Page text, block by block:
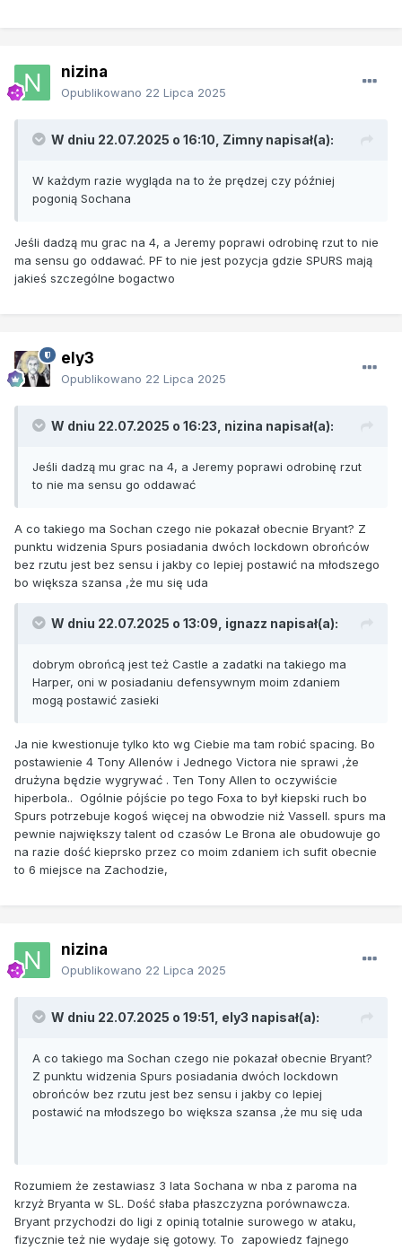
nizina
Opublikowano 22 Lipca 2025
W dniu 22.07.2025 o 16:10, Zimny napisał(a):
W każdym razie wygląda na to że prędzej czy później
pogonią Sochana
Jeśli dadzą mu grac na 4, a Jeremy poprawi odrobinę rzut to nie
ma sensu go oddawać. PF to nie jest pozycja gdzie SPURS mają
jakieś szczególne bogactwo
ely3
Opublikowano 22 Lipca 2025
W dniu 22.07.2025 o 16:23, nizina napisał(a):
Jeśli dadzą mu grac na 4, a Jeremy poprawi odrobinę rzut
to nie ma sensu go oddawać
A co takiego ma Sochan czego nie pokazał obecnie Bryant? Z
punktu widzenia Spurs posiadania dwóch lockdown obrońców
bez rzutu jest bez sensu i jakby co lepiej postawić na młodszego
bo większa szansa ,że mu się uda
W dniu 22.07.2025 o 13:09, ignazz napisał(a):
dobrym obrońcą jest też Castle a zadatki na takiego ma
Harper, oni w posiadaniu defensywnym moim zdaniem
mogą postawić zasieki
Ja nie kwestionuje tylko kto wg Ciebie ma tam robić spacing. Bo
postawienie 4 Tony Allenów i Jednego Victora nie sprawi ,że
drużyna będzie wygrywać . Ten Tony Allen to oczywiście
hiperbola.. Ogólnie pójście po tego Foxa to był kiepski ruch bo
Spurs potrzebuje kogoś więcej na obwodzie niż Vassell. spurs ma
pewnie największy talent od czasów Le Brona ale obudowuje go
na razie dość kieprsko przez co moim zdaniem ich sufit obecnie
to 6 miejsce na Zachodzie,
nizina
Opublikowano 22 Lipca 2025
W dniu 22.07.2025 o 19:51, ely3 napisał(a):
A co takiego ma Sochan czego nie pokazał obecnie Bryant?
Z punktu widzenia Spurs posiadania dwóch lockdown
obrońców bez rzutu jest bez sensu i jakby co lepiej
postawić na młodszego bo większa szansa ,że mu się uda
Rozumiem że zestawiasz 3 lata Sochana w nba z paroma na
krzyż Bryanta w SL. Dość słaba płaszczyzna porównawcza.
Bryant przychodzi do ligi z opinią totalnie surowego w ataku,
fizycznie też nie wydaje się gotowy. To zapowiedz fajnego